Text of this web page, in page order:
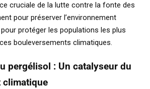
cruciale de la lutte contre la fonte des
pour préserver l’environnement
protéger les populations les plus
bouleversements climatiques.
pergélisol : Un catalyseur du
climatique